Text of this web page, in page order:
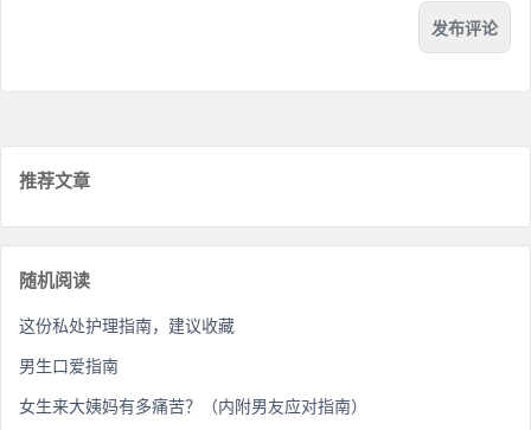
推荐文章
随机阅读
这份私处护理指南，建议收藏
男生口爱指南
女生来大姨妈有多痛苦？（内附男友应对指南）